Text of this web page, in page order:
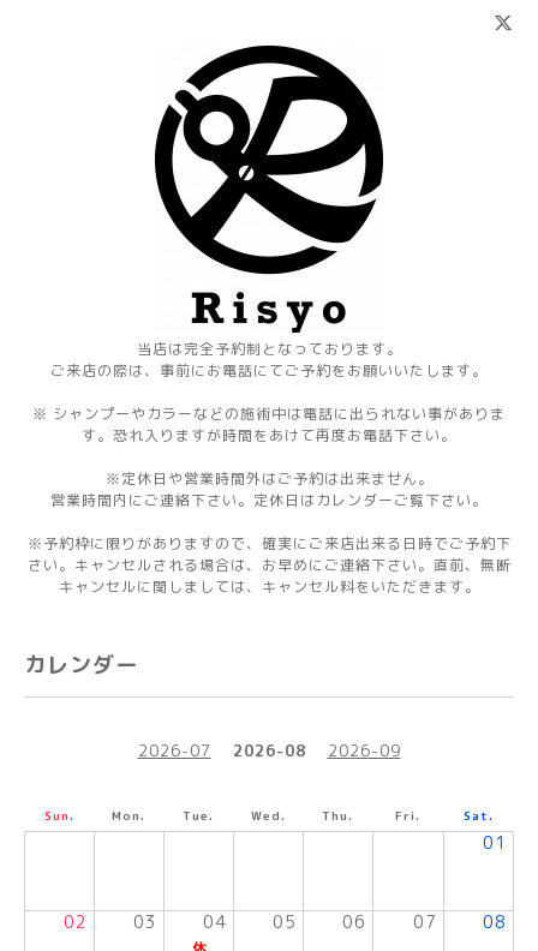
当店は完全予約制となっております。
ご来店の際は、事前にお電話にてご予約をお願いいたします。
※ シャンプーやカラーなどの施術中は電話に出られない事がありま
す。恐れ入りますが時間をあけて再度お電話下さい。
※定休日や営業時間外はご予約は出来ません。
営業時間内にご連絡下さい。定休日はカレンダーご覧下さい。
※予約枠に限りがありますので、確実にご来店出来る日時でご予約下
さい。キャンセルされる場合は、お早めにご連絡下さい。直前、無断
キャンセルに関しましては、キャンセル料をいただきます。
カレンダー
2026-07 2026-08 2026-09
Sun. Mon. Tue. Wed. Thu. Fri. Sat.
01
02 03 04 05 06 07 08